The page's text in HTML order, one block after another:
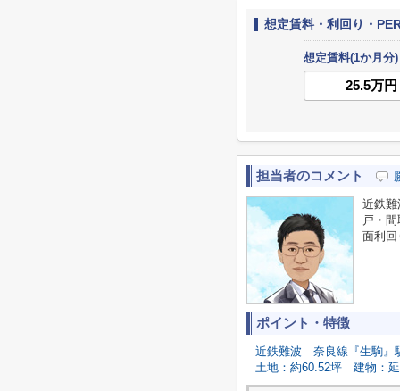
想定賃料・利回り・
想定賃料(1か月分)
担当者のコメント
近鉄難
戸・
面利
ポイント・特徴
近鉄難波
奈良線『生駒』
土地：約60.52坪
建物：